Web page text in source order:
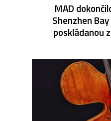
MAD
Shenzhen
poskládanou